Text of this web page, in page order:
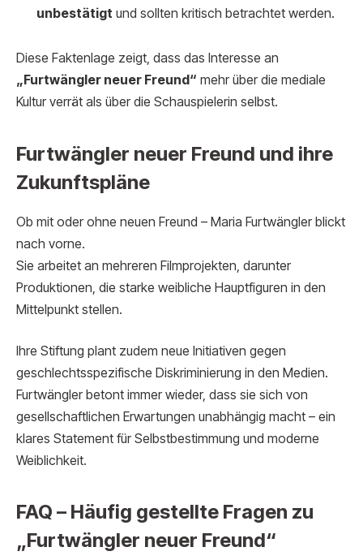
unbestätigt und sollten kritisch betrachtet werden.
Diese Faktenlage zeigt, dass das Interesse an
„Furtwängler neuer Freund“ mehr über die mediale
Kultur verrät als über die Schauspielerin selbst.
Furtwängler neuer Freund und ihre
Zukunftspläne
Ob mit oder ohne neuen Freund – Maria Furtwängler blickt
nach vorne.
Sie arbeitet an mehreren Filmprojekten, darunter
Produktionen, die starke weibliche Hauptfiguren in den
Mittelpunkt stellen.
Ihre Stiftung plant zudem neue Initiativen gegen
geschlechtsspezifische Diskriminierung in den Medien.
Furtwängler betont immer wieder, dass sie sich von
gesellschaftlichen Erwartungen unabhängig macht – ein
klares Statement für Selbstbestimmung und moderne
Weiblichkeit.
FAQ – Häufig gestellte Fragen zu
„Furtwängler neuer Freund“